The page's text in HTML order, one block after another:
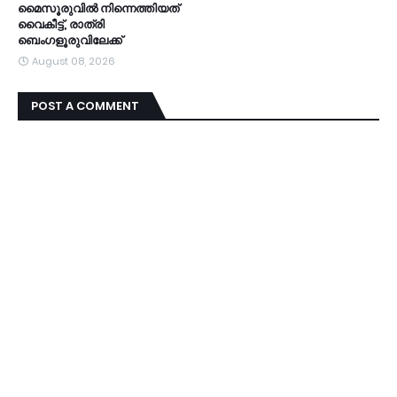
മൈസൂരുവിൽ നിന്നെത്തിയത്
വൈകീട്ട്, രാത്രി
ബെംഗളൂരുവിലേക്ക്
August 08, 2026
POST A COMMENT